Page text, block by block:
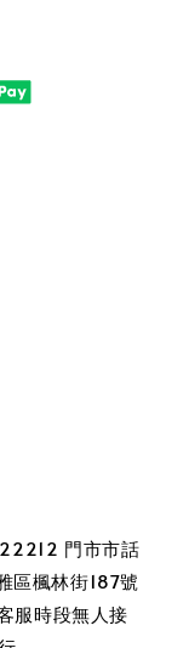
門市市話
楓林街187號
服時段無人接